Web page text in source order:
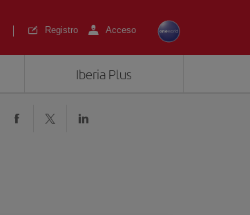
Registro Acceso
Iberia Plus